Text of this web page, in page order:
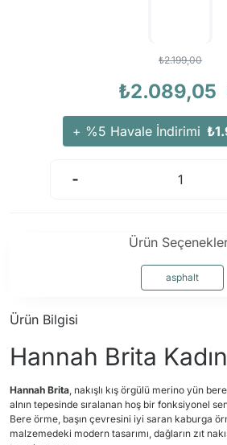
₺2.199,00
₺2.089,05
+ %5 Havale İndirimi
Ürün
asphalt
Ürün Bilgisi
Hannah Brita
Hannah Brita, nakışlı kış örgülü merino yün
alnın tepesinde sıralanan hoş bir fonksiyonel
Bere örme, başın çevresini iyi saran kaburga
malzemedeki modern tasarımı, dağların zıt